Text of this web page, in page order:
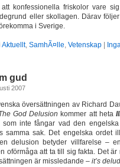
konfessionella friskolor vare
eller skollagen. Därav
i Sverige.
Aktuellt, SamhÃ¤lle, Vetenskap|
gud
2007
översättningen av Richard
God Delusion kommer att heta
som inte fångar vad den
samma sak. Det engelska ordet
delusion betyder villfarelse –
oförmåga att ta till sig fakta. Det
är missledande – it’s